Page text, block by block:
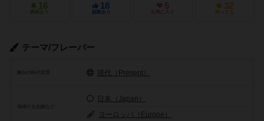
16
興味あり
18
経験あり
5
お気に入り
32
持ってる
テーマ/フレーバー
舞台の時代背景 現代（Present）
地域や文化圏など
日本（Japan）
ヨーロッパ（Europe）